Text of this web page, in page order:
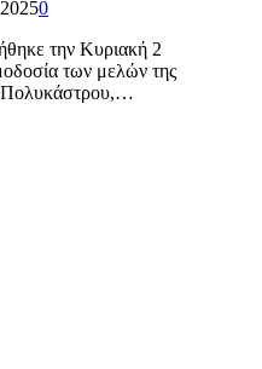
0
την Κυριακή 2
των μελών της
Πολυκάστρου,…